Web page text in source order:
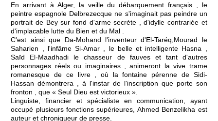
En arrivant à Alger, la veille du débarquement français , le
peintre espagnole Delbrezecque ne s'imaginait pas peindre un
portrait de Bey sur fond d'arme secrète , d'idylle contrariée et
d'implacable lutte du Bien et du Mal .
C'est ainsi que Da-Mohand l'inventeur d'El-Taréq,Mourad le
Saharien , l'infâme Si-Amar , le belle et intelligente Hasna ,
Saïd El-Maadhadi le chasseur de fauves et tant d'autres
personnages réels ou imaginaires , animeront la vive trame
romanesque de ce livre , où la fontaine pérenne de Sidi-
Hassan démontrera , à l'instar de l'inscription que porte son
fronton , que « Seul Dieu est victorieux ».
Linguiste, financier et spécialiste en communication, ayant
occupé plusieurs fonctions supérieures, Ahmed Benzelikha est
auteur et chroniqueur de presse.